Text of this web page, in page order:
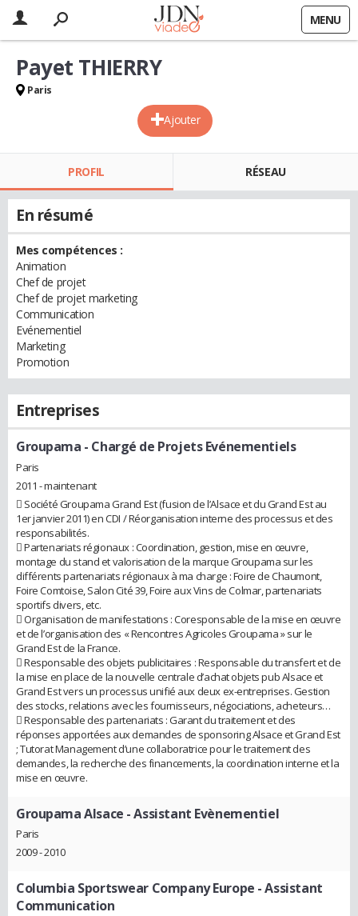
MENU
Ajouter
Payet THIERRY
Paris
PROFIL RÉSEAU
En résumé
Mes compétences :
Animation
Chef de projet
Chef de projet marketing
Communication
Evénementiel
Marketing
Promotion
Entreprises
Groupama - Chargé de Projets Evénementiels
Paris
2011 - maintenant
 Société Groupama Grand Est (fusion de l’Alsace et du Grand Est au
1er janvier 2011) en CDI / Réorganisation interne des processus et des
responsabilités.
 Partenariats régionaux : Coordination, gestion, mise en œuvre,
montage du stand et valorisation de la marque Groupama sur les
différents partenariats régionaux à ma charge : Foire de Chaumont,
Foire Comtoise, Salon Cité 39, Foire aux Vins de Colmar, partenariats
sportifs divers, etc.
 Organisation de manifestations : Coresponsable de la mise en œuvre
et de l’organisation des « Rencontres Agricoles Groupama » sur le
Grand Est de la France.
 Responsable des objets publicitaires : Responsable du transfert et de
la mise en place de la nouvelle centrale d’achat objets pub Alsace et
Grand Est vers un processus unifié aux deux ex-entreprises. Gestion
des stocks, relations avec les fournisseurs, négociations, acheteurs…
 Responsable des partenariats : Garant du traitement et des
réponses apportées aux demandes de sponsoring Alsace et Grand Est
; Tutorat Management d’une collaboratrice pour le traitement des
demandes, la recherche des financements, la coordination interne et la
mise en œuvre.
Groupama Alsace - Assistant Evènementiel
Paris
2009 - 2010
Columbia Sportswear Company Europe - Assistant
Communication